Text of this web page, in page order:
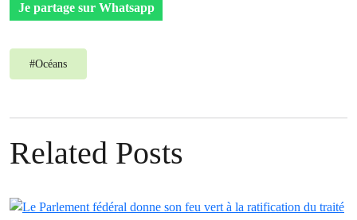
Je partage sur Whatsapp
#Océans
Related Posts